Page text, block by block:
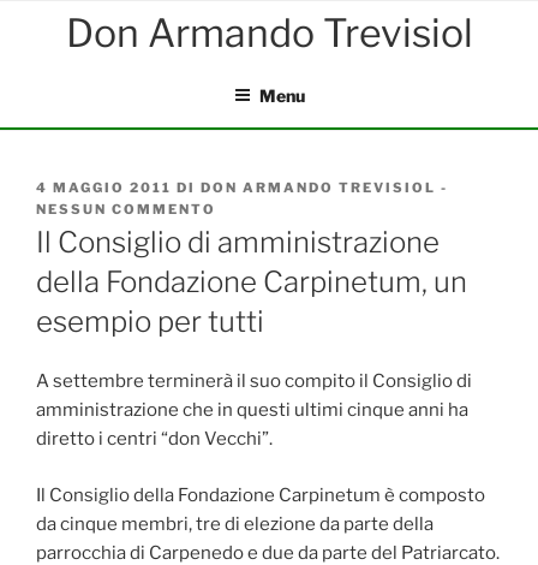
Menu
PUBBLICATO
IL
4 MAGGIO 2011 DI DON ARMANDO TREVISIOL -
NESSUN COMMENTO
CONSIGLIO
DI
AMMINISTRAZIONE
DELLA
FONDAZIONE
UN
ESEMPIO
PER
TUTTI
Il Consiglio di amministrazione
della Fondazione Carpinetum, un
esempio per tutti
A settembre terminerà il suo compito il Consiglio di
amministrazione che in questi ultimi cinque anni ha
diretto i centri “don Vecchi”.
Il Consiglio della Fondazione Carpinetum è composto
da cinque membri, tre di elezione da parte della
parrocchia di Carpenedo e due da parte del Patriarcato.